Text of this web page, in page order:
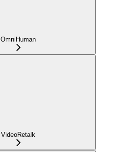
OmniHuman
VideoRetalk